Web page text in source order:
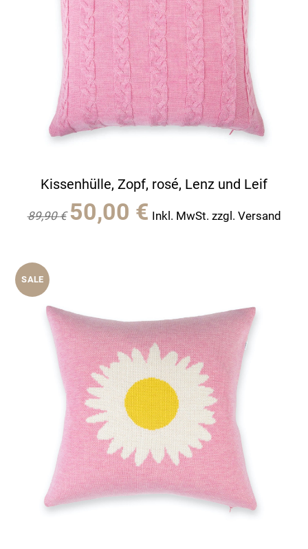
Kissenhülle, Zopf, rosé, Lenz und Leif
89,90€
Ursprünglicher
Preis
50,00 € Preis
Inkl. MwSt. zzgl. Versand
SALE